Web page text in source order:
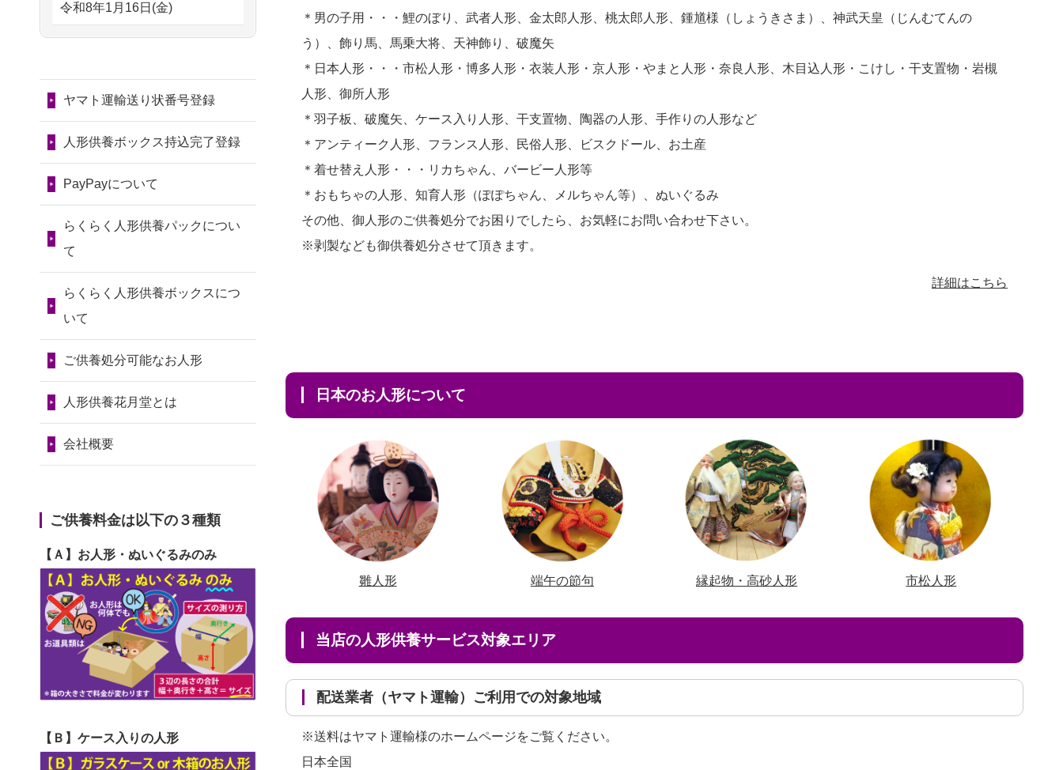
＊男の子用・・・鯉のぼり、武者人形、金太郎人形、桃太郎人形、鍾馗様（しょうきさま）、神武天皇（じんむてんの
う）、飾り馬、馬乗大将、天神飾り、破魔矢
＊日本人形・・・市松人形・博多人形・衣装人形・京人形・やまと人形・奈良人形、木目込人形・こけし・干支置物・岩槻
人形、御所人形
＊羽子板、破魔矢、ケース入り人形、干支置物、陶器の人形、手作りの人形など
＊アンティーク人形、フランス人形、民俗人形、ビスクドール、お土産
＊着せ替え人形・・・リカちゃん、バービー人形等
＊おもちゃの人形、知育人形（ぽぽちゃん、メルちゃん等）、ぬいぐるみ
その他、御人形のご供養処分でお困りでしたら、お気軽にお問い合わせ下さい。
※剥製なども御供養処分させて頂きます。
詳細はこちら
日本のお人形について
雛人形 端午の節句 縁起物・高砂人形 市松人形
当店の人形供養サービス対象エリア
配送業者（ヤマト運輸）ご利用での対象地域
※送料はヤマト運輸様のホームページをご覧ください。
日本全国
2026/07/31 12:32
東京都の方からお申込み
京都市の方からお申込み
2026/07/30 22:27
2026/07/30 17:02
神奈川の方からお申込み
2026/07/30 08:46
達を、ちゃんと供養したく、
2026/07/10家から近かったの
で。
2026/07/08誰も住んでいない
実家の片付けを始めました。
...
2026/07/06 9年間自由が丘店を
見守ってくれてありがとう。
2026/07/05
しっかりとお人形
2026/06/30 長年大事にしてき
た雛人形です、供養していた
2026/06/29
一緒にお雛様を出しました。
お...
2026/06/28きちんと供養して
いただけると思ったので、お
ぐるみを供養いただいたこと
が...
供養祭までお人形はどうなっ
てるのですか？
が、きちんと供養してもらえ
るのですか？
お願いできますか？
2024/01/13供養後の通知はも
らえますか？
人形以外はどうしてるのです
か？
人形はどうなるのでしょう
か？
しても良いですか？
令和8年1月16日(金)
第81回人形供養祭
第80回人形供養祭
第79回人形供養祭
令和7年8月2日(土)
第78回人形供養祭
令和7年6月20日(金)
第76回人形供養祭
令和7年2月28日(金)
第75回人形供養祭
令和7年1月17日(金)
第73回人形供養祭
第72回人形供養祭
令和6年9月9日(月)
第71回人形供養祭
令和6年8月1日(木)
第70回人形供養祭
第69回人形供養祭
ヤマト運輸送り状番号登録
人形供養ボックス持込完了登録
PayPayについて
らくらく人形供養パックについ
て
らくらく人形供養ボックスにつ
いて
ご供養処分可能なお人形
人形供養花月堂とは
会社概要
ご供養料金は以下の３種類
【Ａ】お人形・ぬいぐるみのみ
【Ｂ】ケース入りの人形